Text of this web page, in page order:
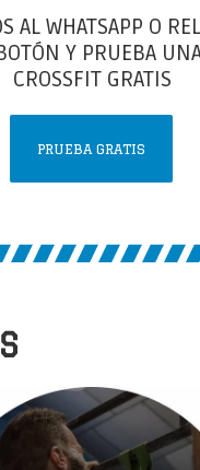
AL WHATSAPP O
Y PRUEBA
CROSSFIT GRATIS
PRUEBA GRATIS